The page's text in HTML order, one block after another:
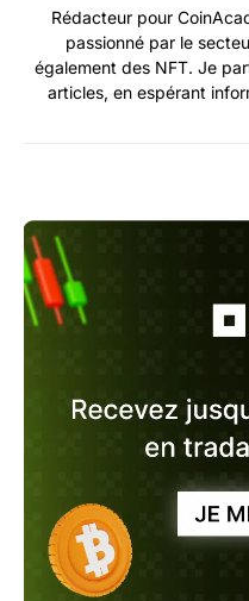
Rédacteur pour
passionné par le
également des NFT. Je
articles, en espérant